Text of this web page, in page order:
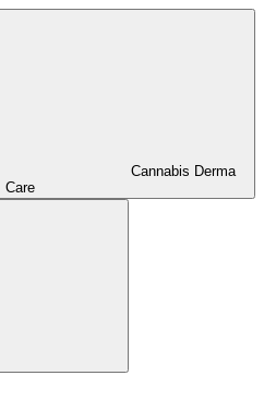
Cannabis Derma
Care